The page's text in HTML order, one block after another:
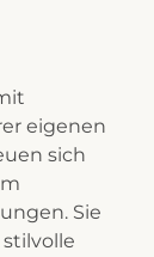
eigenen
sich
Sie